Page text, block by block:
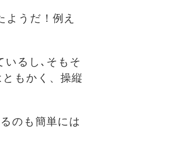
うだ！例え
いるし､そもそ
もかく、操縦
のも簡単には